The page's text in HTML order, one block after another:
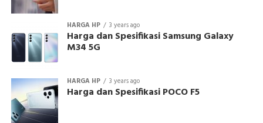
HARGA HP 3 years ago
Harga dan Spesifikasi Samsung Galaxy
M34 5G
HARGA HP 3 years ago
Harga dan Spesifikasi POCO F5